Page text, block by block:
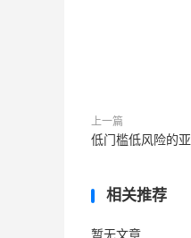
上一篇
低门槛低风险的
相关推荐
暂无文章